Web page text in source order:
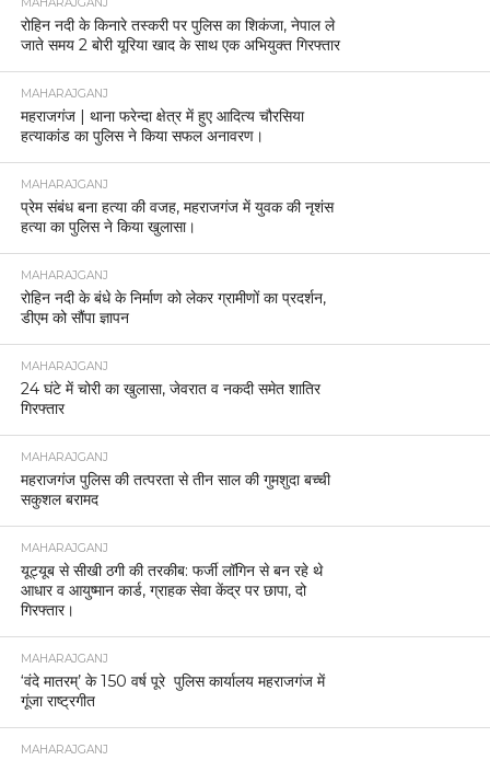
रोहिन नदी के किनारे तस्करी पर पुलिस का शिकंजा, नेपाल ले
जाते समय 2 बोरी यूरिया खाद के साथ एक अभियुक्त गिरफ्तार
MAHARAJGANJ
महराजगंज | थाना फरेन्दा क्षेत्र में हुए आदित्य चौरसिया
हत्याकांड का पुलिस ने किया सफल अनावरण।
MAHARAJGANJ
प्रेम संबंध बना हत्या की वजह, महराजगंज में युवक की नृशंस
हत्या का पुलिस ने किया खुलासा।
MAHARAJGANJ
रोहिन नदी के बंधे के निर्माण को लेकर ग्रामीणों का प्रदर्शन,
डीएम को सौंपा ज्ञापन
MAHARAJGANJ
24 घंटे में चोरी का खुलासा, जेवरात व नकदी समेत शातिर
गिरफ्तार
MAHARAJGANJ
महराजगंज पुलिस की तत्परता से तीन साल की गुमशुदा बच्ची
सकुशल बरामद
MAHARAJGANJ
यूट्यूब से सीखी ठगी की तरकीब: फर्जी लॉगिन से बन रहे थे
आधार व आयुष्मान कार्ड, ग्राहक सेवा केंद्र पर छापा, दो
गिरफ्तार।
MAHARAJGANJ
‘वंदे मातरम्’ के 150 वर्ष पूरे पुलिस कार्यालय महराजगंज में
गूंजा राष्ट्रगीत
MAHARAJGANJ